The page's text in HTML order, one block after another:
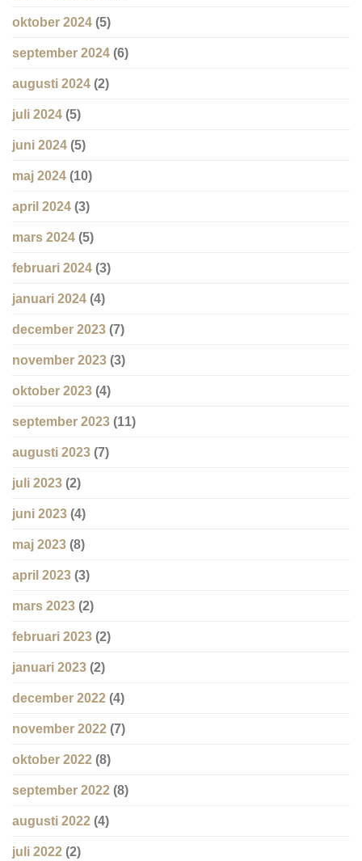
oktober 2024 (5)
september 2024 (6)
augusti 2024 (2)
juli 2024 (5)
juni 2024 (5)
maj 2024 (10)
april 2024 (3)
mars 2024 (5)
februari 2024 (3)
januari 2024 (4)
december 2023 (7)
november 2023 (3)
oktober 2023 (4)
september 2023 (11)
augusti 2023 (7)
juli 2023 (2)
juni 2023 (4)
maj 2023 (8)
april 2023 (3)
mars 2023 (2)
februari 2023 (2)
januari 2023 (2)
december 2022 (4)
november 2022 (7)
oktober 2022 (8)
september 2022 (8)
augusti 2022 (4)
juli 2022 (2)